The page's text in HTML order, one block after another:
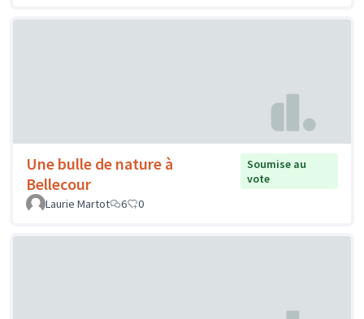
Une bulle de nature à
Bellecour
Soumise au
vote
Laurie Martot
6 0